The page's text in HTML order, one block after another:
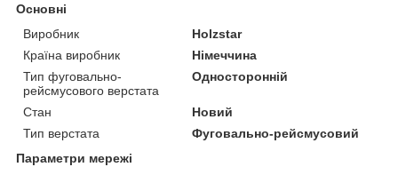
Основні
Виробник
Holzstar
Країна виробник
Німеччина
Тип фуговально-
рейсмусового верстата
Односторонній
Стан
Новий
Тип верстата
Фуговально-рейсмусовий
Параметри мережі